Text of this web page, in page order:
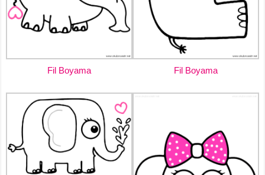
Fil Boyama Fil Boyama